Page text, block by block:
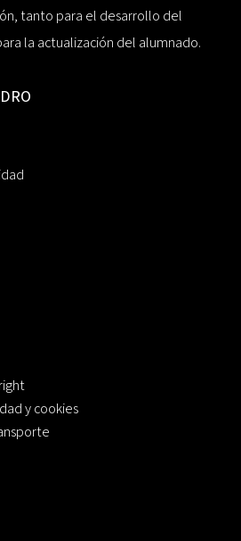
tanto para el desarrollo del
la actualización del alumnado.
y cookies